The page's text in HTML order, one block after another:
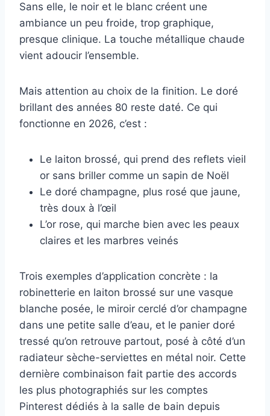
Sans elle, le noir et le blanc créent une
ambiance un peu froide, trop graphique,
presque clinique. La touche métallique chaude
vient adoucir l’ensemble.
Mais attention au choix de la finition. Le doré
brillant des années 80 reste daté. Ce qui
fonctionne en 2026, c’est :
Le laiton brossé, qui prend des reflets vieil
or sans briller comme un sapin de Noël
Le doré champagne, plus rosé que jaune,
très doux à l’œil
L’or rose, qui marche bien avec les peaux
claires et les marbres veinés
Trois exemples d’application concrète : la
robinetterie en laiton brossé sur une vasque
blanche posée, le miroir cerclé d’or champagne
dans une petite salle d’eau, et le panier doré
tressé qu’on retrouve partout, posé à côté d’un
radiateur sèche-serviettes en métal noir. Cette
dernière combinaison fait partie des accords
les plus photographiés sur les comptes
Pinterest dédiés à la salle de bain depuis